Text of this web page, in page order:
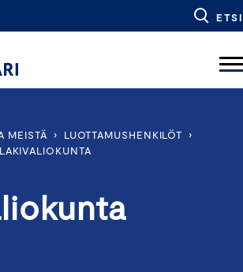
ETSI
MEISTÄ › LUOTTAMUSHENKILÖT
›
LAKIVALIOKUNTA